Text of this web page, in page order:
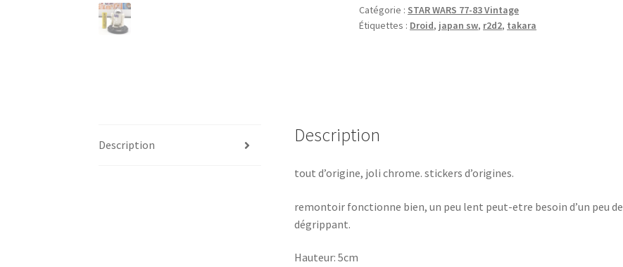
wind-
up
Catégorie : STAR WARS 77-83 Vintage
Étiquettes : Droid, japan sw, r2d2, takara
Description Description
tout d’origine, joli chrome. stickers d’origines.
remontoir fonctionne bien, un peu lent peut-etre besoin d’un peu de
dégrippant.
Hauteur: 5cm